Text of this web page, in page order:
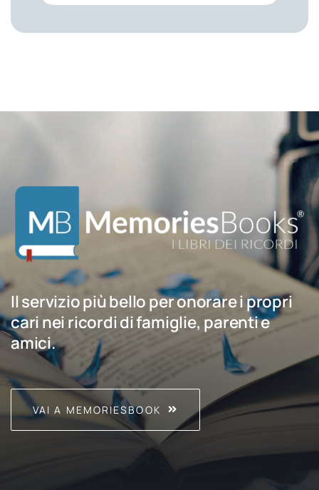
Il servizio più bello per onorare i propri
cari nei ricordi di famiglie, parenti e
amici.
VAI A MEMORIESBOOK